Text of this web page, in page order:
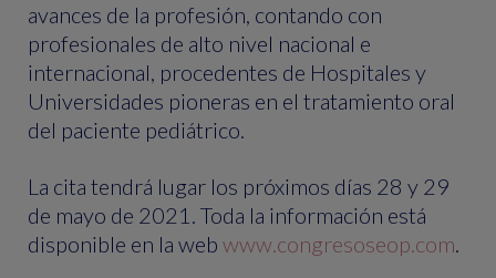
avances de la profesión, contando con
profesionales de alto nivel nacional e
internacional, procedentes de Hospitales y
Universidades pioneras en el tratamiento oral
del paciente pediátrico.
La cita tendrá lugar los próximos días 28 y 29
de mayo de 2021. Toda la información está
disponible en la web www.congresoseop.com.